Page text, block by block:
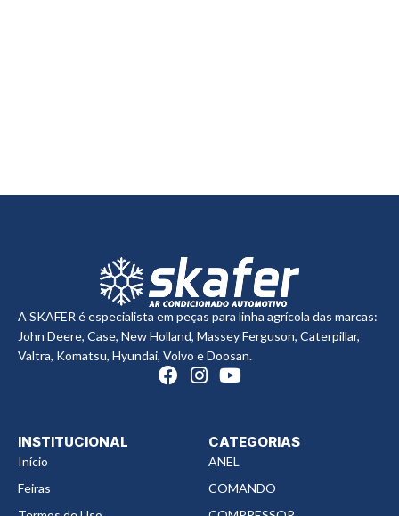
A SKAFER é especialista em peças para linha agrícola das marcas:
John Deere, Case, New Holland, Massey Ferguson, Caterpillar,
Valtra, Komatsu, Hyundai, Volvo e Doosan.
INSTITUCIONAL
Início
Feiras
CATEGORIAS
ANEL
COMANDO